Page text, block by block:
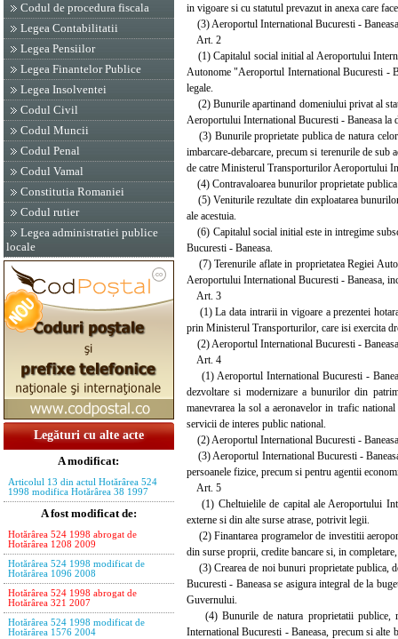
Codul de procedura fiscala
Legea Contabilitatii
Legea Pensiilor
Legea Finantelor Publice
Legea Insolventei
Codul Civil
Codul Muncii
Codul Penal
Codul Vamal
Constitutia Romaniei
Codul rutier
Legea administratiei publice
locale
Legături cu alte acte
A modificat:
Articolul 13 din actul Hotărârea 524
1998 modifica Hotărârea 38 1997
A fost modificat de:
Hotărârea 524 1998 abrogat de
Hotărârea 1208 2009
Hotărârea 524 1998 modificat de
Hotărârea 1096 2008
Hotărârea 524 1998 abrogat de
Hotărârea 321 2007
Hotărârea 524 1998 modificat de
Hotărârea 1576 2004
in vigoare si cu statutul prevazut in anexa care
(3) Aeroportul International Bucuresti -
Art. 2
(1) Capitalul social initial al Aeroportului
Autonome "Aeroportul International Bucuresti -
legale.
(2) Bunurile apartinand domeniului privat al
Aeroportului International Bucuresti - Baneasa la
(3) Bunurile proprietate publica de natura celor
imbarcare-debarcare, precum si terenurile de
de catre Ministerul Transporturilor Aeroportului
(4) Contravaloarea bunurilor proprietate
(5) Veniturile rezultate din exploatarea
ale acestuia.
(6) Capitalul social initial este in intregime
Bucuresti - Baneasa.
(7) Terenurile aflate in proprietatea Regiei
Aeroportului International Bucuresti - Baneasa,
Art. 3
(1) La data intrarii in vigoare a prezentei
prin Ministerul Transporturilor, care isi exercita
(2) Aeroportul International Bucuresti -
Art. 4
(1) Aeroportul International Bucuresti -
dezvoltare si modernizare a bunurilor din
manevrarea la sol a aeronavelor in trafic
servicii de interes public national.
(2) Aeroportul International Bucuresti -
(3) Aeroportul International Bucuresti -
persoanele fizice, precum si pentru agentii
Art. 5
(1) Cheltuielile de capital ale Aeroportului
externe si din alte surse atrase, potrivit legii.
(2) Finantarea programelor de investitii
din surse proprii, credite bancare si, in
(3) Crearea de noi bunuri proprietate publica,
Bucuresti - Baneasa se asigura integral de la
Guvernului.
(4) Bunurile de natura proprietatii publice,
International Bucuresti - Baneasa, precum si alte